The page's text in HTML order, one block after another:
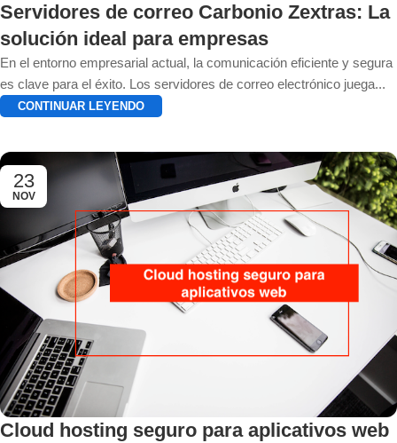
Servidores de correo Carbonio Zextras: La
solución ideal para empresas
En el entorno empresarial actual, la comunicación eficiente y segura
es clave para el éxito. Los servidores de correo electrónico juega...
CONTINUAR LEYENDO
23
NOV
Cloud hosting seguro para aplicativos web